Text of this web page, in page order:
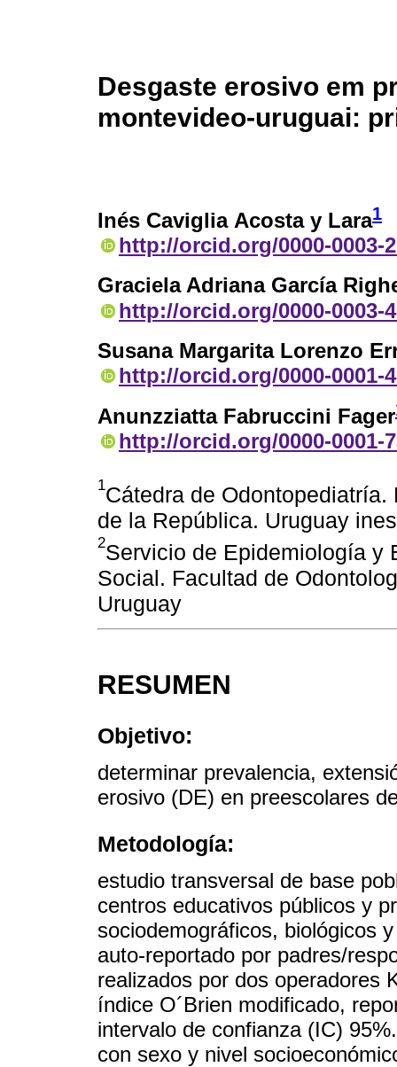
Desgaste erosivo em
montevideo-uruguai:
Inés Caviglia Acosta y Lara1
http://orcid.org/0000-0003-
Graciela Adriana García
http://orcid.org/0000-0003-
Susana Margarita Lorenzo
http://orcid.org/0000-0001-
Anunzziatta Fabruccini Fager
http://orcid.org/0000-0001-
1Cátedra de
de la República. Uruguay
2Servicio de Epidemiología y
Social. Facultad de
Uruguay
RESUMEN
Objetivo:
determinar prevalencia,
erosivo (DE) en preescolares
Metodología:
estudio transversal de base
centros educativos públicos y
sociodemográficos, biológicos
auto-reportado por padres/
realizados por dos operadores
índice O´Brien modificado,
intervalo de confianza (IC)
con sexo y nivel